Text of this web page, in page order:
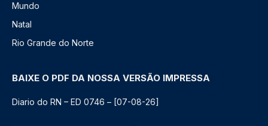
Mundo
Natal
Rio Grande do Norte
BAIXE O PDF DA NOSSA VERSÃO IMPRESSA
Diario do RN – ED 0746 – [07-08-26]